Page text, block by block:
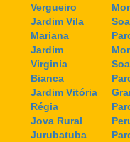
Vergueiro
Jardim Vila
Mariana
Jardim
Virginia
Bianca
Jardim Vitória
Régia
Jova Rural
Jurubatuba